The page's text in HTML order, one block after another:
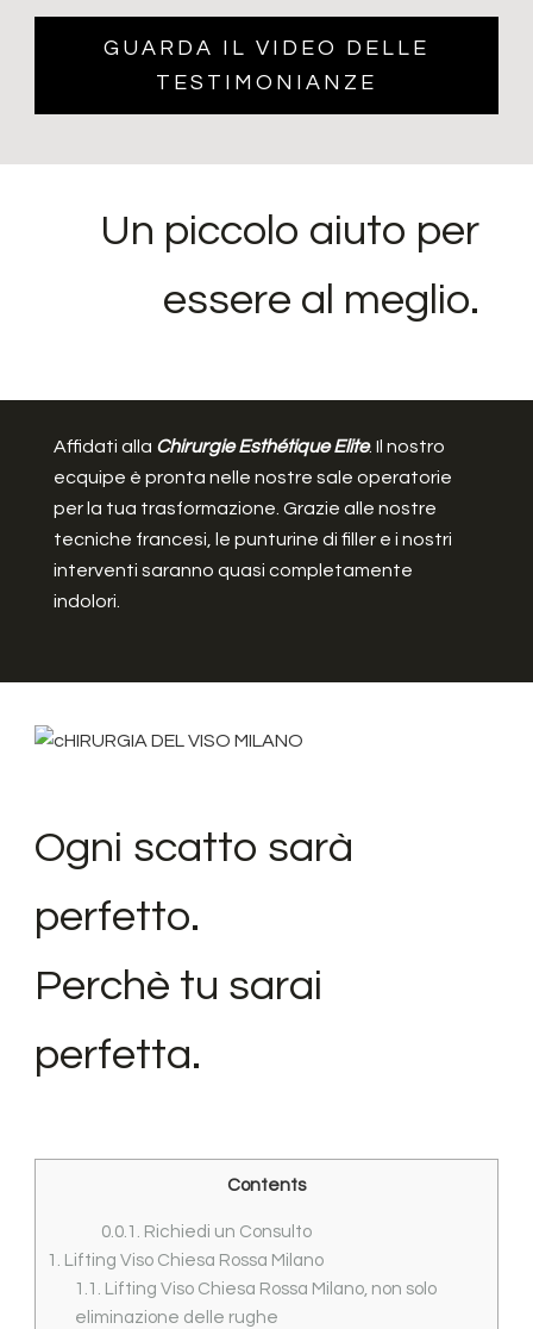
GUARDA IL VIDEO DELLE
TESTIMONIANZE
Un piccolo aiuto per
essere al meglio.
Affidati alla Chirurgie Esthétique Elite. Il nostro
ecquipe è pronta nelle nostre sale operatorie
per la tua trasformazione. Grazie alle nostre
tecniche francesi, le punturine di filler e i nostri
interventi saranno quasi completamente
indolori.
Ogni scatto sarà
perfetto.
Perchè tu sarai
perfetta.
Contents
0.0.1.
Richiedi un Consulto
1.
Lifting Viso Chiesa Rossa Milano
1.1.
Lifting Viso Chiesa Rossa Milano, non solo
eliminazione delle rughe